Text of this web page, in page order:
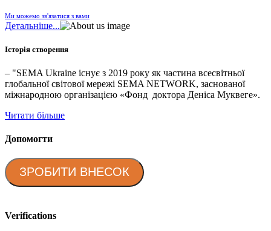
Ми можемо зв'язатися з вами
Детальніше...
Історія створення
– "SEMA Ukraine існує з 2019 року як частина всесвітньої
глобальної світової мережі SEMA NETWORK, заснованої
міжнародною організацією «Фонд доктора Деніса Муквеге».
Читати більше
Допомогти
ЗРОБИТИ ВНЕСОК
Verifications